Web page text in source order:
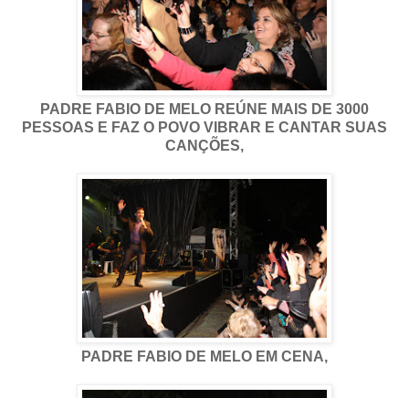
PADRE FABIO DE MELO REÚNE MAIS DE 3000
PESSOAS E FAZ O POVO VIBRAR E CANTAR SUAS
CANÇÕES,
PADRE FABIO DE MELO EM CENA,